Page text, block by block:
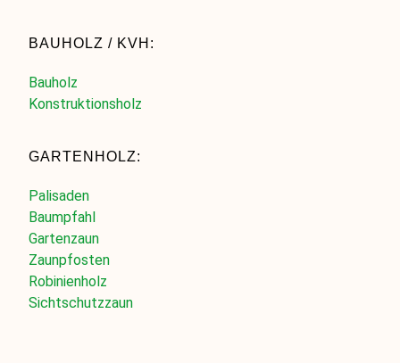
BAUHOLZ / KVH:
Bauholz
Konstruktionsholz
GARTENHOLZ:
Palisaden
Baumpfahl
Gartenzaun
Zaunpfosten
Robinienholz
Sichtschutzzaun